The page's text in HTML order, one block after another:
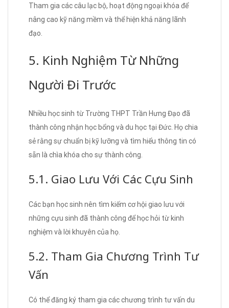
Tham gia các câu lạc bộ, hoạt động ngoại khóa để
nâng cao kỹ năng mềm và thể hiện khả năng lãnh
đạo.
5. Kinh Nghiệm Từ Những
Người Đi Trước
Nhiều học sinh từ Trường THPT Trần Hưng Đạo đã
thành công nhận học bổng và du học tại Đức. Họ chia
sẻ rằng sự chuẩn bị kỹ lưỡng và tìm hiểu thông tin có
sẵn là chìa khóa cho sự thành công.
5.1. Giao Lưu Với Các Cựu Sinh
Các bạn học sinh nên tìm kiếm cơ hội giao lưu với
những cựu sinh đã thành công để học hỏi từ kinh
nghiệm và lời khuyên của họ.
5.2. Tham Gia Chương Trình Tư
Vấn
Có thể đăng ký tham gia các chương trình tư vấn du